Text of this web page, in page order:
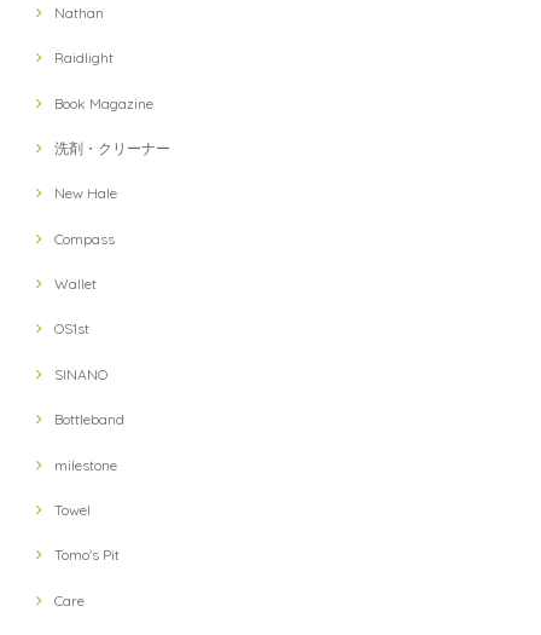
Nathan
Raidlight
Book Magazine
洗剤・クリーナー
New Hale
Compass
Wallet
OS1st
SINANO
Bottleband
milestone
Towel
Tomo's Pit
Care